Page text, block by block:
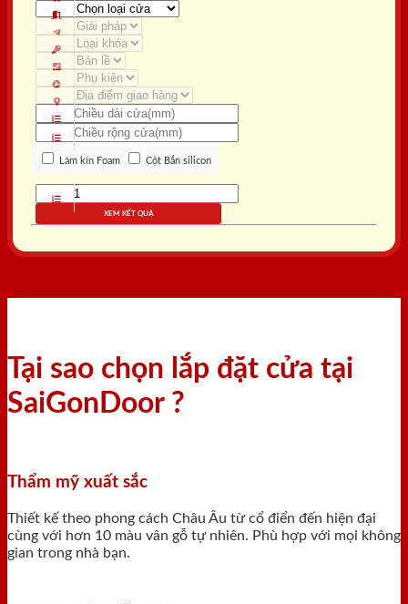
Làm kín Foam Cột Bắn silicon
XEM KẾT QUẢ
Tại sao chọn lắp đặt cửa tại
SaiGonDoor ?
Thẩm mỹ xuất sắc
Thiết kế theo phong cách Châu Âu từ cổ điển đến hiện đại
cùng với hơn 10 màu vân gỗ tự nhiên. Phù hợp với mọi không
gian trong nhà bạn.